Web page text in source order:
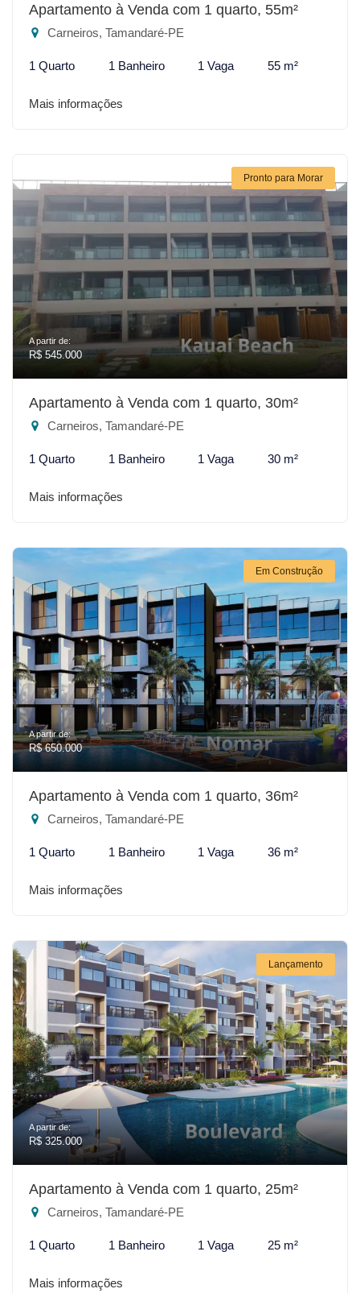
Apartamento à Venda com 1 quarto, 55m²
Carneiros, Tamandaré-PE
1 Quarto 1 Banheiro 1 Vaga 55 m²
Mais informações
Pronto para Morar
A partir de:
R$ 545.000
Apartamento à Venda com 1 quarto, 30m²
Carneiros, Tamandaré-PE
1 Quarto 1 Banheiro 1 Vaga 30 m²
Mais informações
Em Construção
A partir de:
R$ 650.000
Apartamento à Venda com 1 quarto, 36m²
Carneiros, Tamandaré-PE
1 Quarto 1 Banheiro 1 Vaga 36 m²
Mais informações
Lançamento
A partir de:
R$ 325.000
Apartamento à Venda com 1 quarto, 25m²
Carneiros, Tamandaré-PE
1 Quarto 1 Banheiro 1 Vaga 25 m²
Mais informações